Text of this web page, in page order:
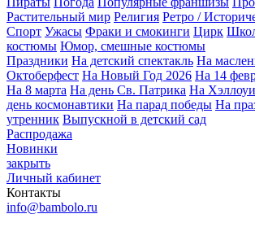
Растительный мир Религия Ретро /
Спорт Ужасы Фраки и смокинги Цирк
костюмы Юмор, смешные костюмы
Праздники На детский спектакль На
Октоберфест На Новый Год 2026 На 14
На 8 марта На день Св. Патрика На
день космонавтики На парад победы На
утренник Выпускной в детский сад
Распродажа
Новинки
закрыть
Личный кабинет
Контакты
info@bambolo.ru